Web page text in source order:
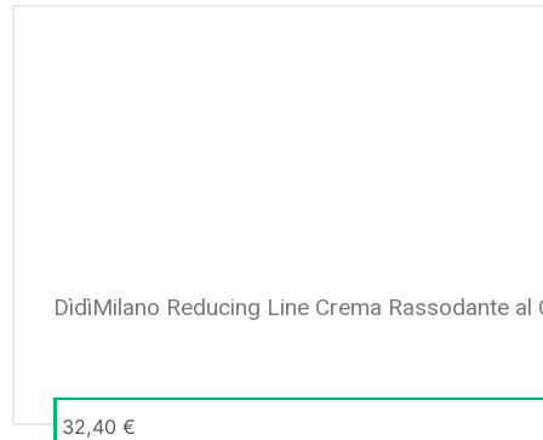
DìdìMilano Reducing Line Crema Rassodante al
32,40 €